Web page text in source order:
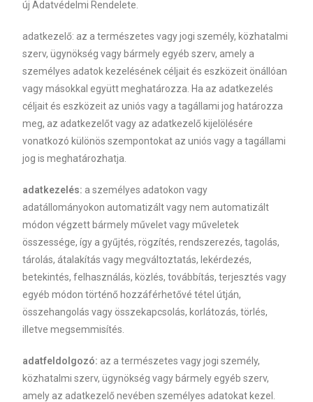
új Adatvédelmi Rendelete.
adatkezelő: az a természetes vagy jogi személy, közhatalmi
szerv, ügynökség vagy bármely egyéb szerv, amely a
személyes adatok kezelésének céljait és eszközeit önállóan
vagy másokkal együtt meghatározza. Ha az adatkezelés
céljait és eszközeit az uniós vagy a tagállami jog határozza
meg, az adatkezelőt vagy az adatkezelő kijelölésére
vonatkozó különös szempontokat az uniós vagy a tagállami
jog is meghatározhatja.
adatkezelés: a személyes adatokon vagy
adatállományokon automatizált vagy nem automatizált
módon végzett bármely művelet vagy műveletek
összessége, így a gyűjtés, rögzítés, rendszerezés, tagolás,
tárolás, átalakítás vagy megváltoztatás, lekérdezés,
betekintés, felhasználás, közlés, továbbítás, terjesztés vagy
egyéb módon történő hozzáférhetővé tétel útján,
összehangolás vagy összekapcsolás, korlátozás, törlés,
illetve megsemmisítés.
adatfeldolgozó: az a természetes vagy jogi személy,
közhatalmi szerv, ügynökség vagy bármely egyéb szerv,
amely az adatkezelő nevében személyes adatokat kezel.